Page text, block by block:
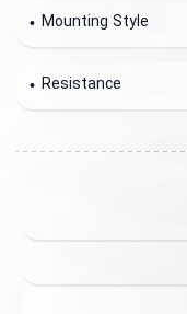
Mounting Style
Resistance